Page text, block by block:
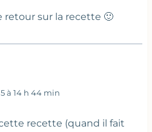
retour sur la recette 🙂
à 14 h 44 min
recette (quand il fait